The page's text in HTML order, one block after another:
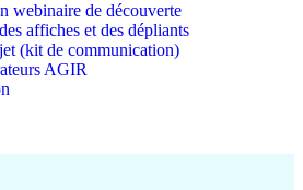
webinaire de découverte
affiches et des dépliants
(kit de communication)
AGIR